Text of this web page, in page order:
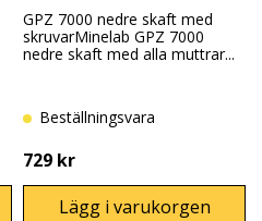
GPZ 7000 nedre skaft med
skruvarMinelab GPZ 7000
nedre skaft med alla muttrar...
Beställningsvara
729 kr
Lägg i varukorgen